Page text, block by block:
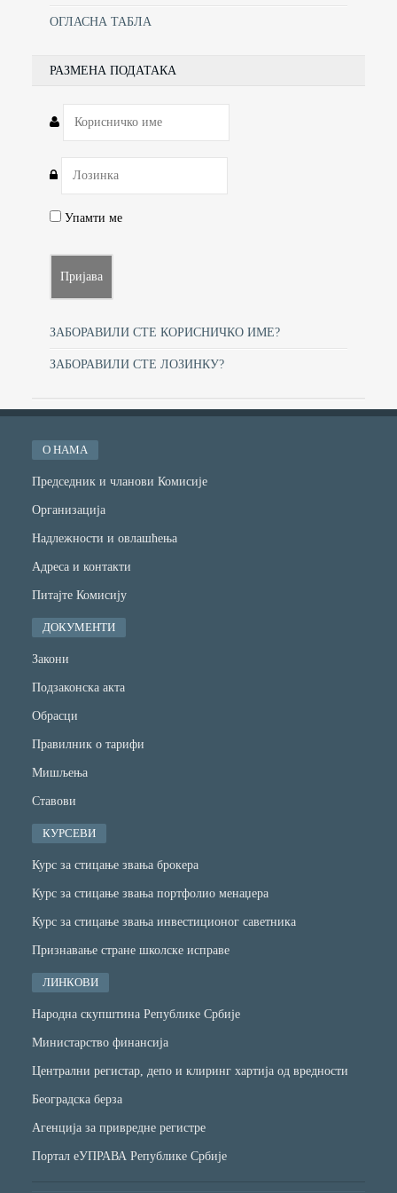
ОГЛАСНА ТАБЛА
РАЗМЕНА ПОДАТАКА
Упамти ме
ЗАБОРАВИЛИ СТЕ КОРИСНИЧКО ИМЕ?
ЗАБОРАВИЛИ СТЕ ЛОЗИНКУ?
О НАМА
Председник и чланови Комисије
Организација
Надлежности и овлашћења
Адреса и контакти
Питајте Комисију
ДОКУМЕНТИ
Закони
Подзаконска акта
Обрасци
Правилник о тарифи
Мишљења
Ставови
КУРСЕВИ
Курс за стицање звања брокера
Курс за стицање звања портфолио менаџера
Курс за стицање звања инвестиционог саветника
Признавање стране школске исправе
ЛИНКОВИ
Народна скупштина Републике Србије
Министарство финансијa
Централни регистар, депо и клиринг хартија од вредности
Београдска берза
Агенција за привредне регистре
Портал еУПРАВА Републике Србије